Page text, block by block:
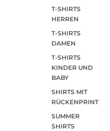
T-SHIRTS
HERREN
T-SHIRTS
DAMEN
T-SHIRTS
KINDER UND
BABY
SHIRTS MIT
RÜCKENPRINT
SUMMER
SHIRTS